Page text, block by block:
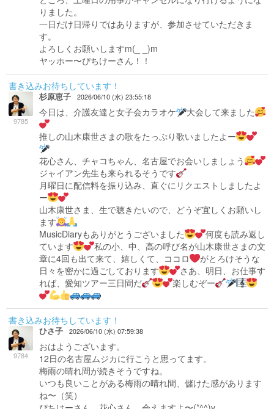
りました。
一日だけ日帰りではありますが、参加させていただきま
す。
よろしくお願いしますm(_ _)m
ヤッホー〜ぴちけーさん！！
書き込みお待ちしています！
9785
杉原恵子 2026/06/10 (水) 23:55:18
今日は、介護友達と女子会カラオケ
大会して来ました
推しの山木康世さまの歌をたっぷり歌いましたよー
花心さん、チャコちゃん、名古屋でお会いしましょう
ジャイアン先生も来られるそうです
月曜日に配信料を振り込み、直ぐにリクエストしましたよ
ー
山木康世さま、生で聴きたいので、どうぞ宜しくお願いし
ます
MusicDiaryもありがとうございました
何度も読み返し
ています
私の小、中、高の呼び名が山木康世さまの文
章に4回も出て来て、嬉しくて、ココロ
がとろけそうな
日々を密かに過ごしております
さあ、明日、お仕事す
れば、愛知ツアー三日間だ
楽しむぞー
書き込みお待ちしています！
9784
ひさ子 2026/06/10 (水) 07:59:38
おはようございます。
12日の名古屋ムジカに行こうと思ってます。
梅雨の晴れ間が続きそうですね。
いつも良いことがある梅雨の晴れ間、儲けた感があります
ね〜（笑）